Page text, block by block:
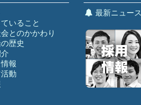
いること
とのかかわり
歴史
報
動
最新ニュース